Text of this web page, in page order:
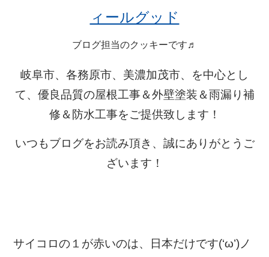
ィールグッド
ブログ担当のクッキーです♬
岐阜市、各務原市、美濃加茂市、を中心とし
て、優良品質の屋根工事＆外壁塗装＆雨漏り補
修＆防水工事をご提供致します！
いつもブログをお読み頂き、誠にありがとうご
ざいます！
サイコロの１が赤いのは、日本だけです(‘ω’)ノ